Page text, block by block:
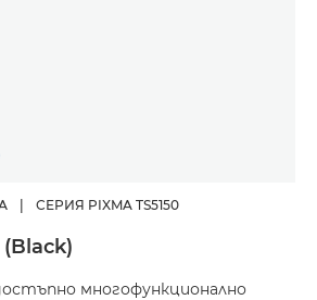
СЕРИЯ PIXMA TS5150
(Black)
многофункционално